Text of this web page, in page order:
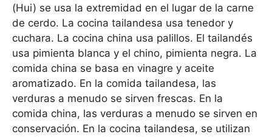
(Hui) se usa la extremidad en el lugar de la carne
de cerdo. La cocina tailandesa usa tenedor y
cuchara. La cocina china usa palillos. El tailandés
usa pimienta blanca y el chino, pimienta negra. La
comida china se basa en vinagre y aceite
aromatizado. En la comida tailandesa, las
verduras a menudo se sirven frescas. En la
comida china, las verduras a menudo se sirven en
conservación. En la cocina tailandesa, se utilizan